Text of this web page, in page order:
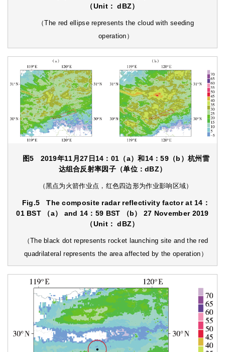
（Unit： dBZ）
（The red ellipse represents the cloud with seeding
operation）
图5 2019年11月27日14：01（a）和14：59（b）杭州雷
达组合反射率因子（单位：dBZ）
（黑点为火箭作业点，红色四边形为作业影响区域）
Fig.5The composite radar reflectivity factor at 14：
01 BST （a） and 14：59 BST （b） 27 November 2019
（Unit： dBZ）
（The black dot represents rocket launching site and the red
quadrilateral represents the area affected by the operation）